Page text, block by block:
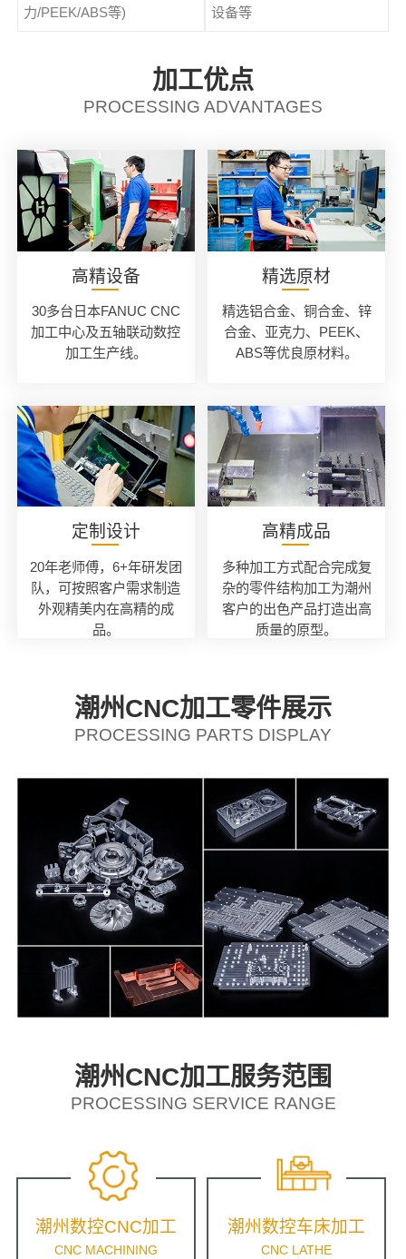
力/PEEK/ABS等)
设备等
加工优点
PROCESSING ADVANTAGES
高精设备
30多台日本FANUC CNC
加工中心及五轴联动数控
加工生产线。
精选原材
精选铝合金、铜合金、锌
合金、亚克力、PEEK、
ABS等优良原材料。
定制设计
20年老师傅，6+年研发团
队，可按照客户需求制造
外观精美内在高精的成
品。
高精成品
多种加工方式配合完成复
杂的零件结构加工为潮州
客户的出色产品打造出高
质量的原型。
潮州CNC加工零件展示
PROCESSING PARTS DISPLAY
潮州CNC加工服务范围
PROCESSING SERVICE RANGE
潮州数控CNC加工
CNC MACHINING
潮州数控车床加工
CNC LATHE